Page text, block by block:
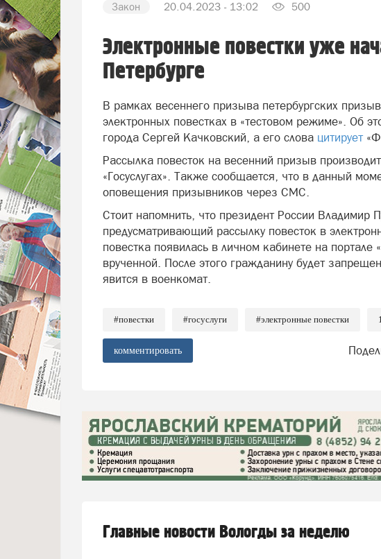
Закон 20.04.2023 - 13:02 500
Электронные повестки уже
Петербурге
В рамках весеннего призыва петербургских
электронных повестках в «тестовом режиме». Об
города Сергей Качковский, а его слова цитирует
Рассылка повесток на весенний призыв
«Госуслугах». Также сообщается, что в данный
оповещения призывников через СМС.
Стоит напомнить, что президент России Владимир
предусматривающий рассылку повесток в
повестка появилась в личном кабинете на портале
врученной. После этого гражданину будет
явится в военкомат.
#повестки #госуслуги #электронные повестки
комментировать
Главные новости Вологды за неделю